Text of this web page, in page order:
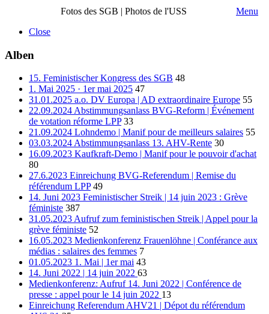
Fotos des SGB | Photos de l'USS
Menu
Close
Alben
15. Feministischer Kongress des SGB 48
1. Mai 2025 · 1er mai 2025 47
31.01.2025 a.o. DV Europa | AD extraordinaire Europe 55
22.09.2024 Abstimmungsanlass BVG-Reform | Événement
de votation réforme LPP 33
21.09.2024 Lohndemo | Manif pour de meilleurs salaires 55
03.03.2024 Abstimmungsanlass 13. AHV-Rente 30
16.09.2023 Kaufkraft-Demo | Manif pour le pouvoir d'achat
80
27.6.2023 Einreichung BVG-Referendum | Remise du
référendum LPP 49
14. Juni 2023 Feministischer Streik | 14 juin 2023 : Grève
féministe 387
31.05.2023 Aufruf zum feministischen Streik | Appel pour la
grève féministe 52
16.05.2023 Medienkonferenz Frauenlöhne | Conférance aux
médias : salaires des femmes 7
01.05.2023 1. Mai | 1er mai 43
14. Juni 2022 | 14 juin 2022 63
Medienkonferenz: Aufruf 14. Juni 2022 | Conférence de
presse : appel pour le 14 juin 2022 13
Einreichung Referendum AHV21 | Dépot du référendum